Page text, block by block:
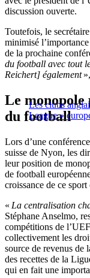
discussion ouverte.
Toutefois, le
minimisé
de la prochaine
du football avec tout
Reichert] également
Les clubs
League »
Le monopole
du football
Lors d’une
suisse de Nyon, les
leur position de
de football
croissance de ce sport
« La centralisation
Stéphane Anselmo,
compétitions de
collectivement les
source de revenus de
des recettes de la
qui en fait une